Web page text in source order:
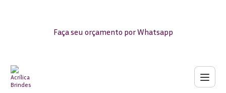
Faça seu orçamento por Whatsapp